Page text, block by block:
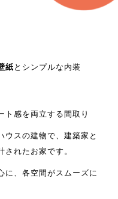
紙とシンプルな内装
ト感を両立する間取り
ウスの建物で、建築家と
れたお家です。
に、各空間がスムーズに